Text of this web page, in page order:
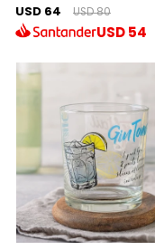
USD 64 USD 80
USD54